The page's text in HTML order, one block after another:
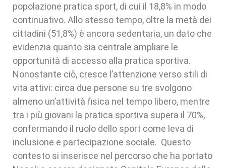
popolazione pratica sport, di cui il 18,8% in modo
continuativo. Allo stesso tempo, oltre la metà dei
cittadini (51,8%) è ancora sedentaria, un dato che
evidenzia quanto sia centrale ampliare le
opportunità di accesso alla pratica sportiva.
Nonostante ciò, cresce l’attenzione verso stili di
vita attivi: circa due persone su tre svolgono
almeno un’attività fisica nel tempo libero, mentre
tra i più giovani la pratica sportiva supera il 70%,
confermando il ruolo dello sport come leva di
inclusione e partecipazione sociale. Questo
contesto si inserisce nel percorso che ha portato